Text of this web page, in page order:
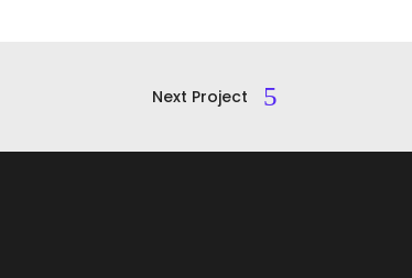
Next Project